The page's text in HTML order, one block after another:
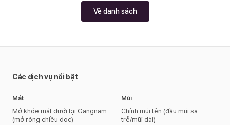
Về danh sách
Các dịch vụ nổi bật
Mắt
Mở khóe mắt dưới tại Gangnam
(mở rộng chiều dọc)
Mũi
Chỉnh mũi tên (đầu mũi sa
trễ/mũi dài)